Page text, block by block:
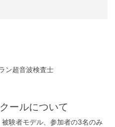
ン超音波検査士
ールについて
験者モデル、参加者の3名のみ